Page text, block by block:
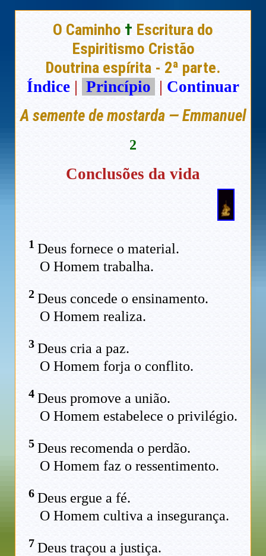
O Caminho † Escritura do
Espiritismo Cristão
Doutrina espírita - 2ª parte.
Índice | Princípio | Continuar
A semente de mostarda — Emmanuel
2
Conclusões da vida
1 Deus fornece o material.
O Homem trabalha.
2 Deus concede o ensinamento.
O Homem realiza.
3 Deus cria a paz.
O Homem forja o conflito.
4 Deus promove a união.
O Homem estabelece o privilégio.
5 Deus recomenda o perdão.
O Homem faz o ressentimento.
6 Deus ergue a fé.
O Homem cultiva a insegurança.
7 Deus traçou a justiça.